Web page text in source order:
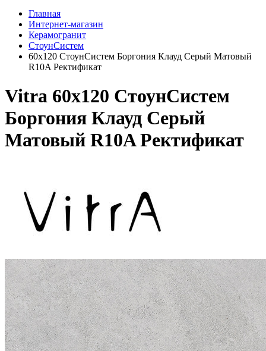
Главная
Интернет-магазин
Керамогранит
СтоунСистем
60x120 СтоунСистем Боргония Клауд Серый Матовый
R10A Ректификат
Vitra 60x120 СтоунСистем
Боргония Клауд Серый
Матовый R10A Ректификат